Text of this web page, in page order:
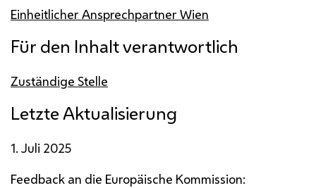
Einheitlicher Ansprechpartner Wien
Für den Inhalt verantwortlich
Zuständige Stelle
Letzte Aktualisierung
1. Juli 2025
Feedback an die Europäische Kommission: